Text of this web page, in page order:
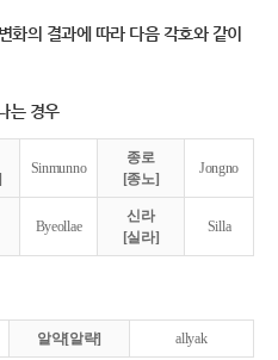
화의 결과에 따라 다음 각호와 같이
는 경우
Sinmunno
종로
[종노]
Jongno
Byeollae
신라
[실라]
Silla
알약[알략] allyak